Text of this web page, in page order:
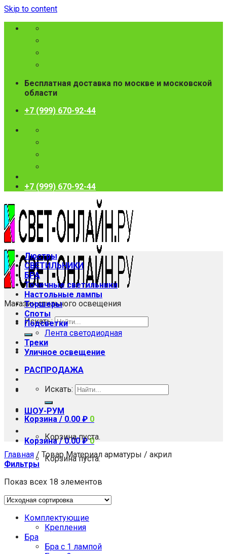
Skip to content
Бесплатная доставка по москве и московской
области
+7 (999) 670-92-44
+7 (999) 670-92-44
Магазин стильного освещения
Искать:
РАСПРОДАЖА
ШОУ-РУМ
Корзина /0.00₽ 0
Корзина пуста.
Люстры
СВЕТИЛЬНИКИ
БРА
Точечные светильники
Настольные лампы
Торшеры
Споты
Подсветки
Лента светодиодная
Треки
Уличное освещение
Искать:
Корзина / 0.00 ₽ 0
Корзина пуста.
Главная / Товар Материал арматуры / акрил
Фильтры
Показ всех 18 элементов
Комплектующие
Крепления
Бра
Бра с 1 лампой